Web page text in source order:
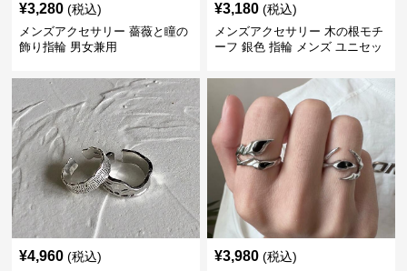
¥3,280 (税込)
メンズアクセサリー 薔薇と瞳の
飾り指輪 男女兼用
¥3,180 (税込)
メンズアクセサリー 木の根モチ
ーフ 銀色 指輪 メンズ ユニセッ
¥4,960 (税込) ¥3,980 (税込)